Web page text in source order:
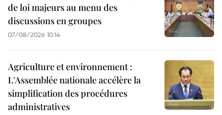
de loi majeurs au menu des
discussions en groupes
07/08/2026 10:14
Agriculture et environnement :
L'Assemblée nationale accélère la
simplification des procédures
administratives